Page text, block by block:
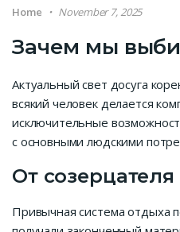
Home November 7, 2025
Зачем мы
Актуальный свет досуга
всякий человек делается
исключительные
с основными людскими
От
Привычная система отдыха